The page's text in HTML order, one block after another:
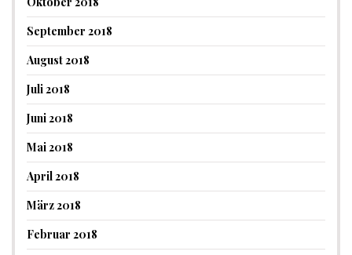
September 2018
August 2018
Juli 2018
Juni 2018
Mai 2018
April 2018
März 2018
Februar 2018